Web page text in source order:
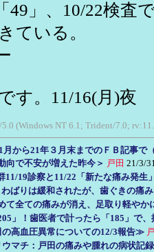
」、10/22検査
ている。
す。11/16(月)夜
(Windows NT 6.1; Trident/7.0;
から21年３月末までのＦＢ記事で
向で不安が増えた昨今＞ 戸田 21/3/
11/19診察と11/22「新たな痛み発生
ばりは緩和されたが、歯ぐきの痛
て全ての痛みが消え、足取り軽やか
」！歯医者で計ったら「185」で
高血圧異常についての12/3報告≫
マチ：戸田の痛みや腫れの病状記